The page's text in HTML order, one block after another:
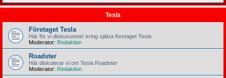
Tesla
Företaget Tesla
Här för vi diskussioner kring själva företaget Tesla
Moderator: Redaktion
Roadster
Här diskuterar vi om Tesla Roadster
Moderator: Redaktion